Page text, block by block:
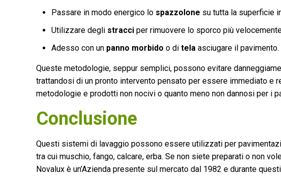
Passare in modo energico lo spazzolone su tutta la superficie
Utilizzare degli stracci per rimuovere lo sporco più
Adesso con un panno morbido o ditela asciugare il pavimento.
Queste metodologie, seppur semplici, possono evitare
trattandosi di un pronto intervento pensato per essere immediato
metodologie e prodotti non nocivi o quanto meno non dannosi per i
Conclusione
Questi sistemi di lavaggio possono essere utilizzati per
tra cui muschio, fango, calcare, erba. Se non siete preparati o non
Novalux è un’Azienda presente sul mercato dal 1982 e durante